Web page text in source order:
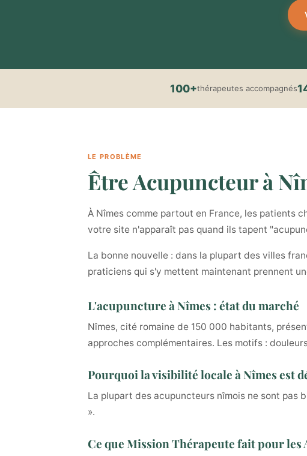
100+thérapeutes accompagnés
LE PROBLÈME
Être Acupuncteur à
À Nîmes comme partout en France, les patients
votre site n'apparaît pas quand ils tapent
La bonne nouvelle : dans la plupart des villes
praticiens qui s'y mettent maintenant prennent
L'acupuncture à Nîmes : état du marché
Nîmes, cité romaine de 150 000 habitants,
approches complémentaires. Les motifs :
Pourquoi la visibilité locale à Nîmes est
La plupart des acupuncteurs nîmois ne sont pas
».
Ce que Mission Thérapeute fait pour les